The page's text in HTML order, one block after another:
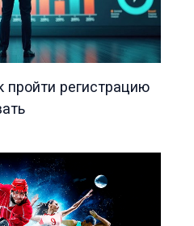
пройти регистрацию